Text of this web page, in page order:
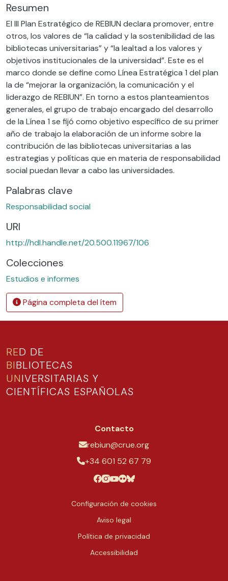
Resumen
El III Plan Estratégico de REBIUN declara promover, entre
otros, los valores de “la calidad y la sostenibilidad de las
bibliotecas universitarias” y “la lealtad a los valores y
objetivos institucionales de la universidad”. Este es el
marco donde se define como Línea Estratégica 1 del plan
la de “mejorar la organización, la comunicación y el
liderazgo de REBIUN”. En torno a estos planteamientos
generales, el grupo de trabajo encargado del desarrollo
de la Línea 1 se fijó como objetivo específico de su primer
año de trabajo la elaboración de un informe sobre la
contribución de las bibliotecas universitarias a las
estrategias y políticas que en materia de responsabilidad
social puedan llevar a cabo las universidades.
Palabras clave
Responsabilidad social
URI
http://hdl.handle.net/20.500.11967/106
Colecciones
Estudios e informes
Página completa del ítem
RED DE
BIBLIOTECAS
UNIVERSITARIAS Y
CIENTÍFICAS ESPAÑOLAS
Contacto
rebiun@crue.org
+34 601 52 67 79
Configuración de cookies
Aviso legal
Política de privacidad
Accessibilidad